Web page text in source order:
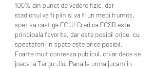
100% din punct de vedere fizic, dar
stadionul va fi plin si va fi un meci frumos,
sper sa castige FC U! Cred ca FCSB este
principala favorita, dar este posibil orice, cu
spectatorii in spate este orice posibil.
Foarte mult conteaza publicul, chiar daca se
joaca la Targu-Jiu. Pana la urma jucam in